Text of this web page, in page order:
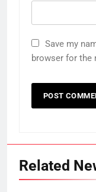
Save my
browser for the
Related